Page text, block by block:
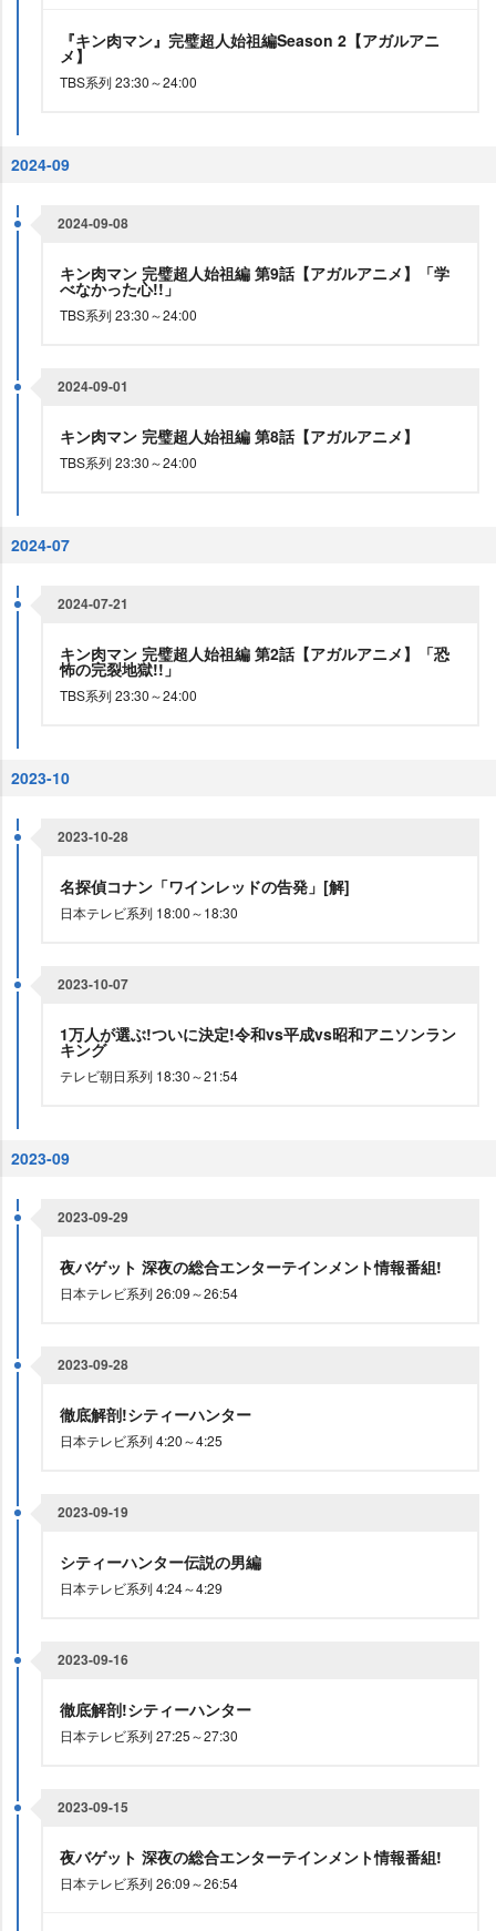
『キン肉マン』完璧超人始祖編Season 2【アガルアニ
メ】
TBS系列 23:30～24:00
2024-09
2024-09-08
キン肉マン 完璧超人始祖編 第9話【アガルアニメ】「学
べなかった心!!」
TBS系列 23:30～24:00
2024-09-01
キン肉マン 完璧超人始祖編 第8話【アガルアニメ】
TBS系列 23:30～24:00
2024-07
2024-07-21
キン肉マン 完璧超人始祖編 第2話【アガルアニメ】「恐
怖の完裂地獄!!」
TBS系列 23:30～24:00
2023-10
2023-10-28
名探偵コナン「ワインレッドの告発」[解]
日本テレビ系列 18:00～18:30
2023-10-07
1万人が選ぶ!ついに決定!令和vs平成vs昭和アニソンラン
キング
テレビ朝日系列 18:30～21:54
2023-09
2023-09-29
夜バゲット 深夜の総合エンターテインメント情報番組!
日本テレビ系列 26:09～26:54
2023-09-28
徹底解剖!シティーハンター
日本テレビ系列 4:20～4:25
2023-09-19
シティーハンター伝説の男編
日本テレビ系列 4:24～4:29
2023-09-16
徹底解剖!シティーハンター
日本テレビ系列 27:25～27:30
2023-09-15
夜バゲット 深夜の総合エンターテインメント情報番組!
日本テレビ系列 26:09～26:54